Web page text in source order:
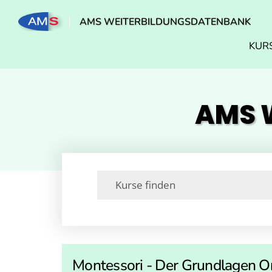
AMS WEITERBILDUNGSDATENBANK
AMS
Montessori - Der Grundlagen